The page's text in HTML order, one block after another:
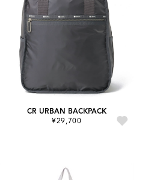
CR URBAN BACKPACK
¥29,700